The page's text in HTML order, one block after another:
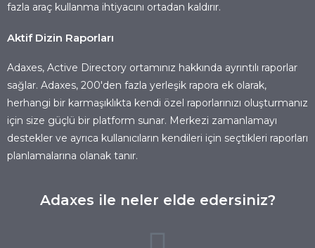
fazla araç kullanma ihtiyacını ortadan kaldırır.
Aktif Dizin Raporları
Adaxes, Active Directory ortamınız hakkında ayrıntılı raporlar
sağlar. Adaxes, 200'den fazla yerleşik rapora ek olarak,
herhangi bir karmaşıklıkta kendi özel raporlarınızı oluşturmanız
için size güçlü bir platform sunar. Merkezi zamanlamayı
destekler ve ayrıca kullanıcıların kendileri için seçtikleri raporları
planlamalarına olanak tanır.
Adaxes ile neler elde edersiniz?